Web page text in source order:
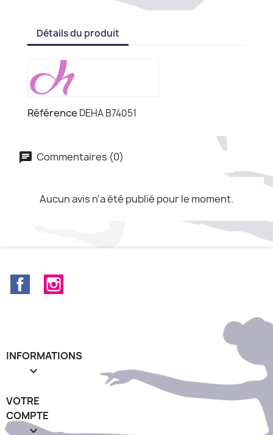
Détails du produit
Référence DEHA B74051
Commentaires (0)
Aucun avis n'a été publié pour le moment.
Facebook
INFORMATIONS

VOTRE
COMPTE
